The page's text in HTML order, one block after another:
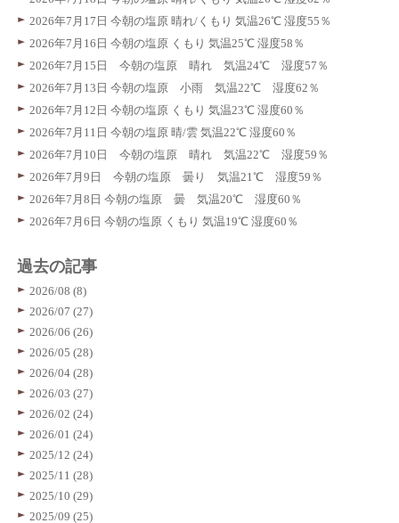
2026年7月17日 今朝の塩原 晴れ/くもり 気温26℃ 湿度55％
2026年7月16日 今朝の塩原 くもり 気温25℃ 湿度58％
2026年7月15日 今朝の塩原 晴れ 気温24℃ 湿度57％
2026年7月13日 今朝の塩原 小雨 気温22℃ 湿度62％
2026年7月12日 今朝の塩原 くもり 気温23℃ 湿度60％
2026年7月11日 今朝の塩原 晴/雲 気温22℃ 湿度60％
2026年7月10日 今朝の塩原 晴れ 気温22℃ 湿度59％
2026年7月9日 今朝の塩原 曇り 気温21℃ 湿度59％
2026年7月8日 今朝の塩原 曇 気温20℃ 湿度60％
2026年7月6日 今朝の塩原 くもり 気温19℃ 湿度60％
過去の記事
2026/08 (8)
2026/07 (27)
2026/06 (26)
2026/05 (28)
2026/04 (28)
2026/03 (27)
2026/02 (24)
2026/01 (24)
2025/12 (24)
2025/11 (28)
2025/10 (29)
2025/09 (25)